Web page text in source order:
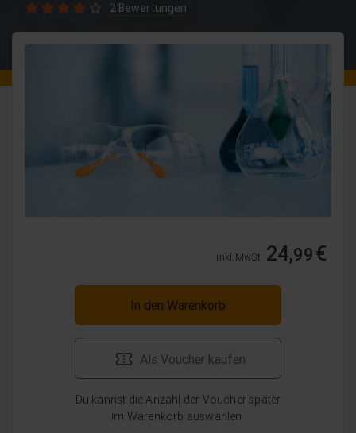
2 Bewertungen
inkl. MwSt. 24,99€
In den Warenkorb
Als Voucher kaufen
Du kannst die Anzahl der Voucher später
im Warenkorb auswählen.